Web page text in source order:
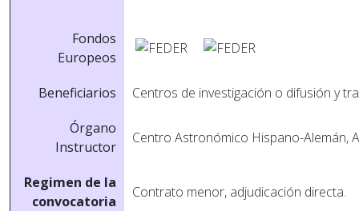
Fondos
Europeos
Beneficiarios
Centros de investigación o difusión y
Órgano
Instructor
Centro Astronómico Hispano-Alemán,
Regimen de la
convocatoria
Contrato menor, adjudicación directa.